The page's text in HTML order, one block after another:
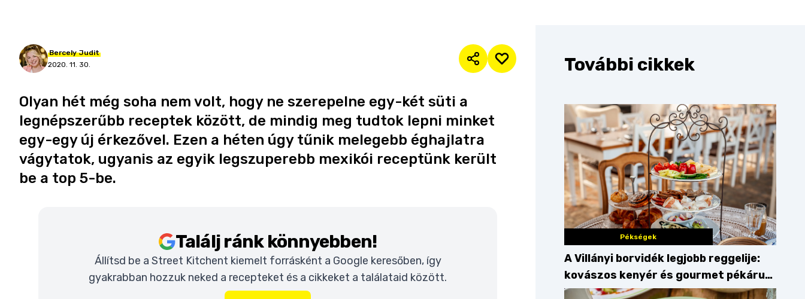
Bercely Judit
2020. 11. 30.
Olyan hét még soha nem volt, hogy ne szerepelne egy-két süti a
legnépszerűbb receptek között, de mindig meg tudtok lepni minket
egy-egy új érkezővel. Ezen a héten úgy tűnik melegebb éghajlatra
vágytatok, ugyanis az egyik legszuperebb mexikói receptünk került
be a top 5-be.
Találj ránk könnyebben!
Állítsd be a Street Kitchent kiemelt forrásként a Google keresőben, így
gyakrabban hozzuk neked a recepteket és a cikkeket a találataid között.
További cikkek
Pékségek
A Villányi borvidék legjobb reggelije:
kovászos kenyér és gourmet pékáruk
Palkonyán